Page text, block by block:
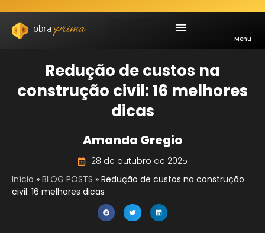
Menu
Redução de custos na
construção civil: 16 melhores
dicas
Amanda Gregio
28 de outubro de 2025
Início » BLOG POSTS » Redução de custos na construção
civil: 16 melhores dicas